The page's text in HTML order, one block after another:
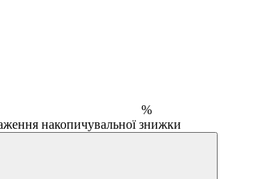
%
накопичувальної знижки